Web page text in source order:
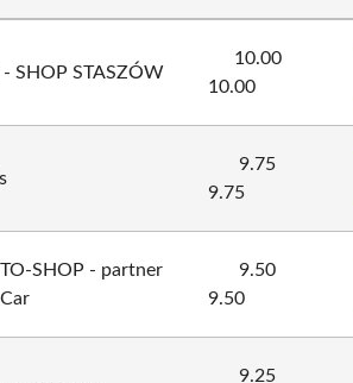
- SHOP STASZÓW
10.00
10.00
9.75
9.75
SHOP - partner
9.50
9.50
9.25